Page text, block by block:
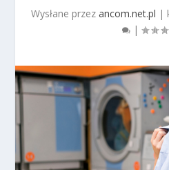
Wysłane przez ancom.net.pl |
|